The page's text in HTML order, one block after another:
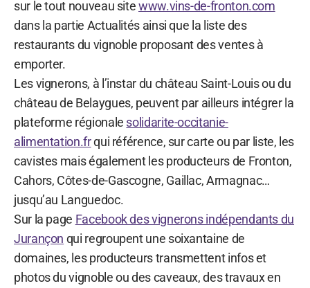
sur le tout nouveau sitewww.vins-de-fronton.com
dans la partie Actualités ainsi que la liste des
restaurants du vignoble proposant des ventes à
emporter.
Les vignerons, à l’instar du château Saint-Louis ou du
château de Belaygues, peuvent par ailleurs intégrer la
plateforme régionale solidarite-occitanie-
alimentation.frqui référence, sur carte ou par liste, les
cavistes mais également les producteurs de Fronton,
Cahors, Côtes-de-Gascogne, Gaillac, Armagnac…
jusqu’au Languedoc.
Sur la page Facebook des vignerons indépendants du
Jurançon qui regroupent une soixantaine de
domaines, les producteurs transmettent infos et
photos du vignoble ou des caveaux, des travaux en